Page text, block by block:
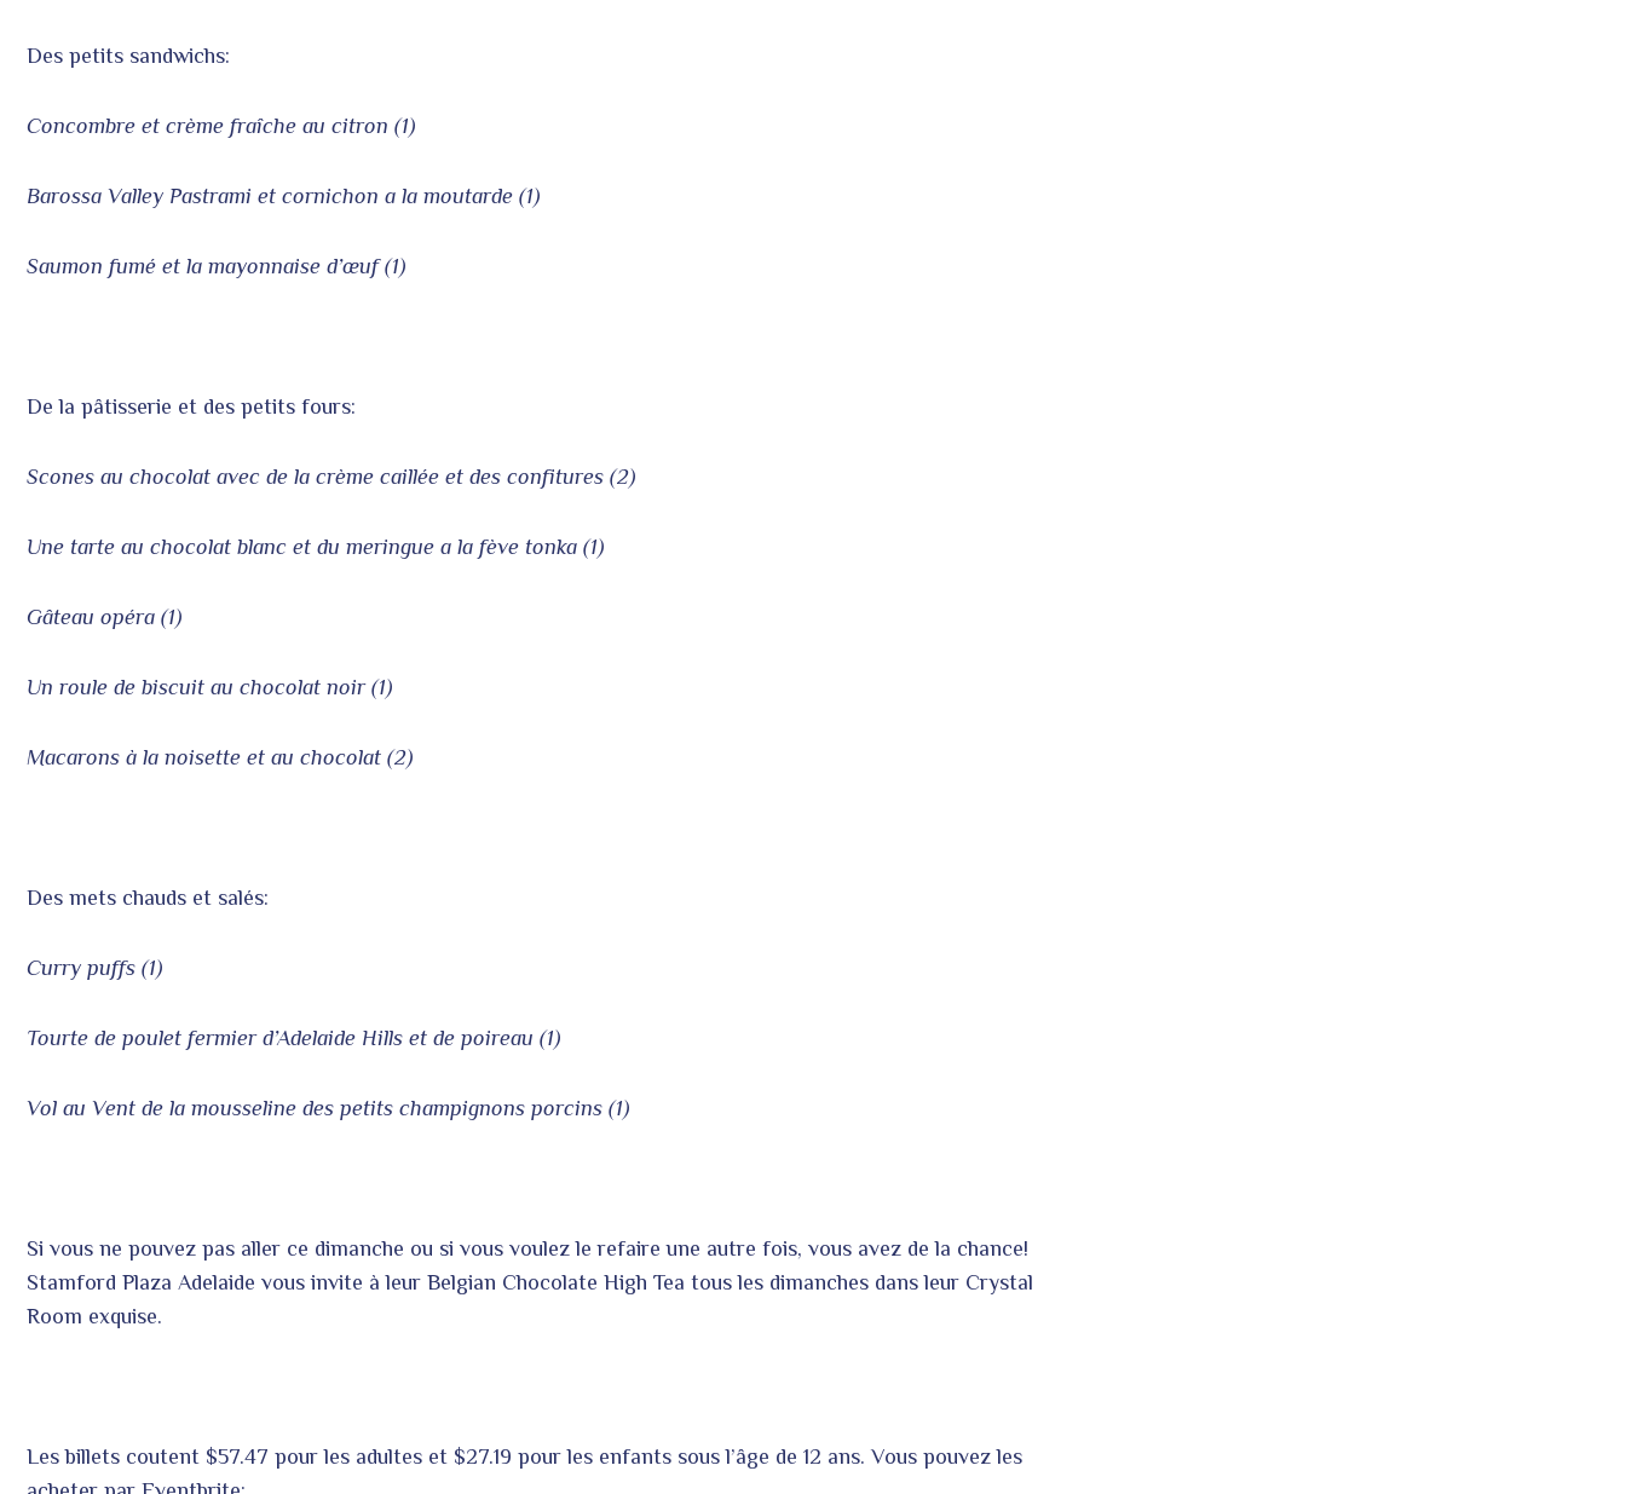
Des petits sandwichs:
Concombre et crème fraîche au citron (1)
Barossa Valley Pastrami et cornichon a la moutarde (1)
Saumon fumé et la mayonnaise d’œuf (1)
De la pâtisserie et des petits fours:
Scones au chocolat avec de la crème caillée et des confitures (2)
Une tarte au chocolat blanc et du meringue a la fève tonka (1)
Gâteau opéra (1)
Un roule de biscuit au chocolat noir (1)
Macarons à la noisette et au chocolat (2)
Des mets chauds et salés:
Curry puffs (1)
Tourte de poulet fermier d’Adelaide Hills et de poireau (1)
Vol au Vent de la mousseline des petits champignons porcins (1)
Si vous ne pouvez pas aller ce dimanche ou si vous voulez le refaire une autre fois, vous avez de la chance!
Stamford Plaza Adelaide vous invite à leur Belgian Chocolate High Tea tous les dimanches dans leur Crystal
Room exquise.
Les billets coutent $57.47 pour les adultes et $27.19 pour les enfants sous l’âge de 12 ans. Vous pouvez les